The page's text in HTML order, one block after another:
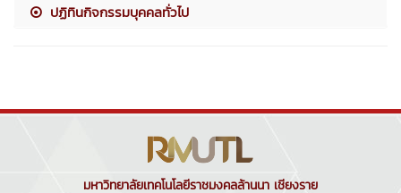
ปฏิทินกิจกรรมบุคคลทั่วไป
มหาวิทยาลัยเทคโนโลยีราชมงคลล้านนา เชียงราย